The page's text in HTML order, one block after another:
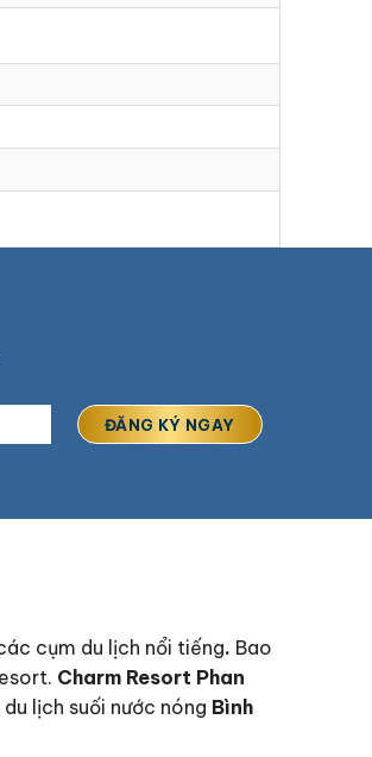
cụm du lịch nổi tiếng. Bao
Charm Resort Phan
du lịch suối nước nóng Bình